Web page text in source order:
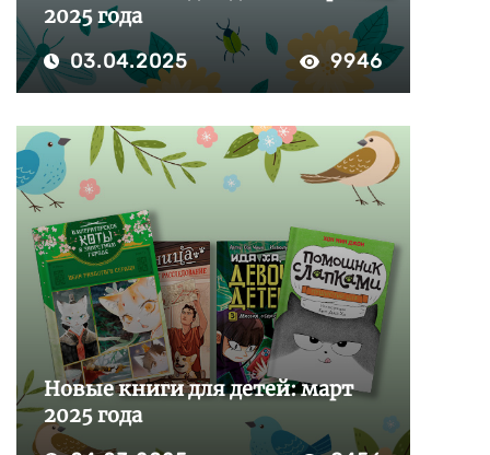
2025 года
03.04.2025 9946
Новые книги для детей: март
2025 года